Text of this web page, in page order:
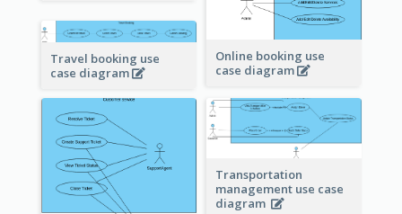
Online booking use
case diagram
Travel booking use
case diagram
Transportation
management use case
diagram